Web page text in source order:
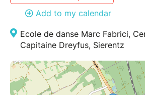
Add to my calendar
Ecole de danse Marc Fabrici,
Capitaine Dreyfus, Sierentz